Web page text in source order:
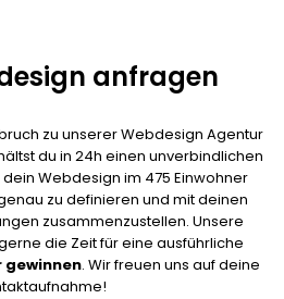
anfragen
zu unserer Webdesign Agentur
du in 24h einen unverbindlichen
Webdesign im 475 Einwohner
zu definieren und mit deinen
zusammenzustellen. Unsere
die Zeit für eine ausführliche
gewinnen. Wir freuen uns auf deine